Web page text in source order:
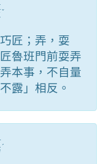
ˇ
匠；弄，耍
魯班門前耍弄
本事，不自量
露」相反。
ˊ